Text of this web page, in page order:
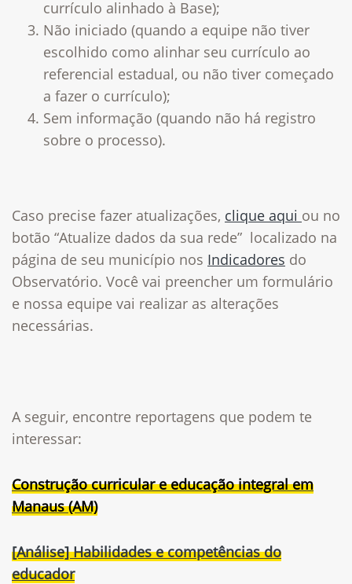
currículo alinhado à Base);
Não iniciado (quando a equipe não tiver
escolhido como alinhar seu currículo ao
referencial estadual, ou não tiver começado
a fazer o currículo);
Sem informação (quando não há registro
sobre o processo).
Caso precise fazer atualizações, clique aqui ou no
botão “Atualize dados da sua rede” localizado na
página de seu município nos Indicadores do
Observatório. Você vai preencher um formulário
e nossa equipe vai realizar as alterações
necessárias.
A seguir, encontre reportagens que podem te
interessar:
Construção curricular e educação integral em
Manaus (AM)
[Análise] Habilidades e competências do
educador